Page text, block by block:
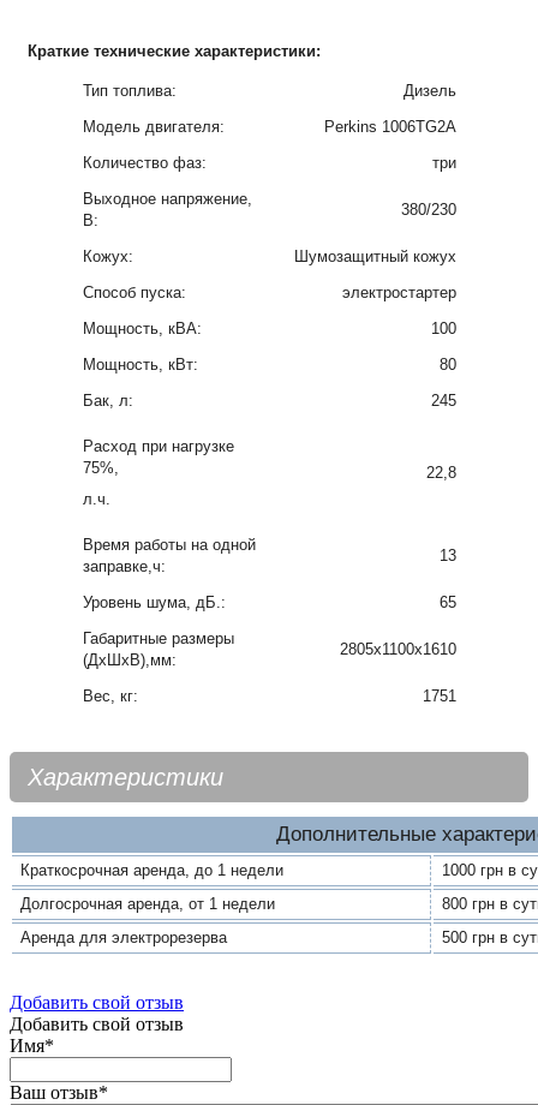
Краткие технические характеристики:
Тип топлива:
Дизель
Модель двигателя:
Perkins 1006TG2A
Количество фаз:
три
Выходное напряжение,
В:
380/230
Кожух:
Шумозащитный кожух
Способ пуска:
электростартер
Мощность, кВА:
100
Мощность, кВт:
80
Бак, л:
245
Расход при нагрузке
75%,
л.ч.
22,8
Время работы на одной
заправке,ч:
13
Уровень шума, дБ.:
65
Габаритные размеры
(ДхШхВ),мм:
2805x1100x1610
Вес, кг: 1751
Характеристики
Дополнительные
Краткосрочная аренда, до 1 недели
1000 грн в
Долгосрочная аренда, от 1 недели
800 грн в
Аренда для электрорезерва
500 грн в
Добавить свой отзыв
Добавить свой отзыв
Имя*
Ваш отзыв*